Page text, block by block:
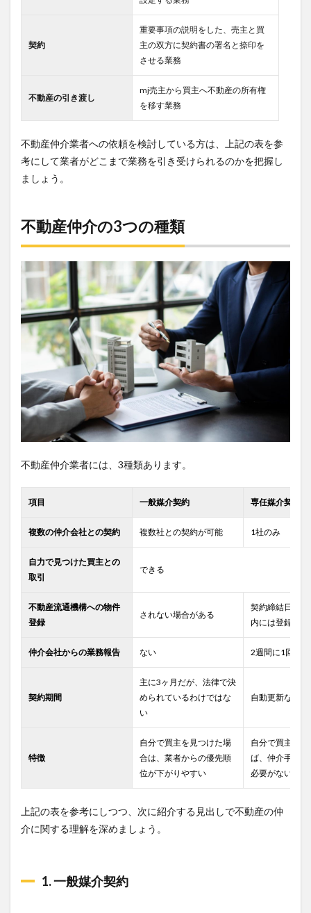
契約
重要事項の説明をした、売主と買
主の双方に契約書の署名と捺印を
させる業務
不動産の引き渡し
mj売主から買主へ不動産の所有権
を移す業務
不動産仲介業者への依頼を検討している方は、上記の表を参
考にして業者がどこまで業務を引き受けられるのかを把握し
ましょう。
不動産仲介の3つの種類
不動産仲介業者には、3種類あります。
項目 一般媒介契約 専任媒介契約
複数の仲介会社との契約 複数社との契約が可能 1社のみ
自力で見つけた買主との
取引
できる
不動産流通機構への物件
登録
されない場合がある
契約締結日か
内には登録され
仲介会社からの業務報告 ない 2週間に1回
契約期間
主に3ヶ月だが、法律で決
められているわけではな
い
自動更新なし
特徴
自分で買主を見つけた場
合は、業者からの優先順
位が下がりやすい
自分で買主を
ば、仲介手数
必要がない
上記の表を参考にしつつ、次に紹介する見出しで不動産の仲
介に関する理解を深めましょう。
1. 一般媒介契約